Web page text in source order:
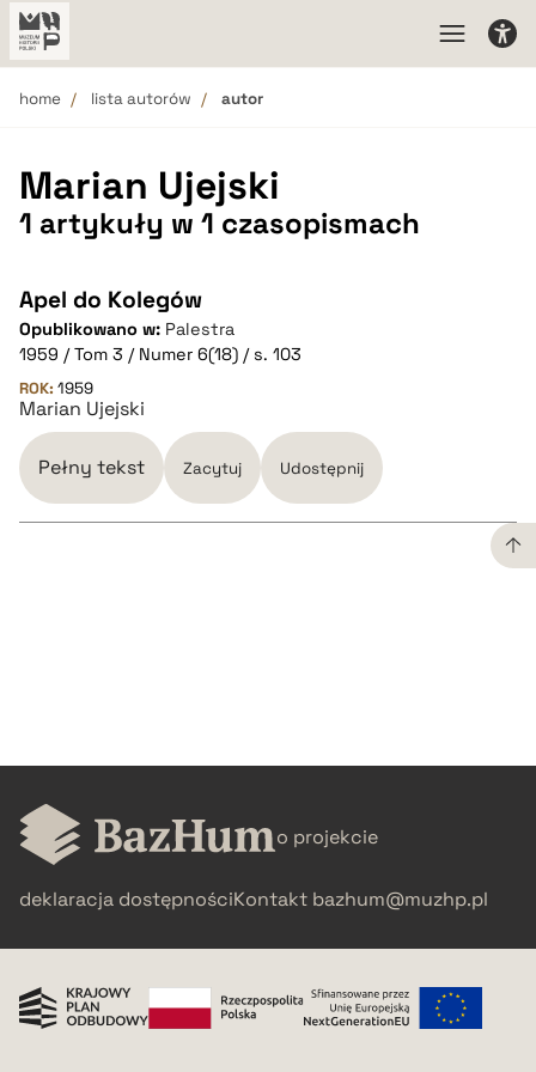
home lista autorów autor
Marian Ujejski
1 artykuły w 1 czasopismach
Apel do Kolegów
Opublikowano w: Palestra
1959 / Tom 3 / Numer 6(18) / s. 103
ROK: 1959
Marian Ujejski
Pełny tekst Zacytuj Udostępnij
pobierz cytat
o projekcie
deklaracja dostępnościKontakt bazhum@muzhp.pl